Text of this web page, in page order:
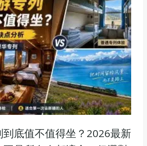
到底值不值得坐？2026最新